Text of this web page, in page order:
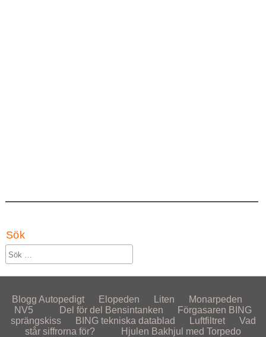
Sök
Blogg Autopedigt Elopeden Liten
Monarpeden
NV5
Del för del Bensintanken Förgasaren BING
sprängskiss
BING tekniska datablad Luftfiltret
Vad
står siffrorna för?
Hjulen Bakhjul med Torpedo